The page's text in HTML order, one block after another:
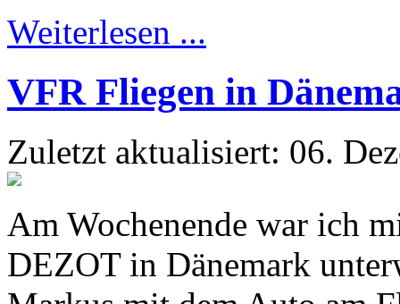
Weiterlesen ...
VFR Fliegen in
Zuletzt aktualisiert: 06.
Am Wochenende war ich
DEZOT in Dänemark